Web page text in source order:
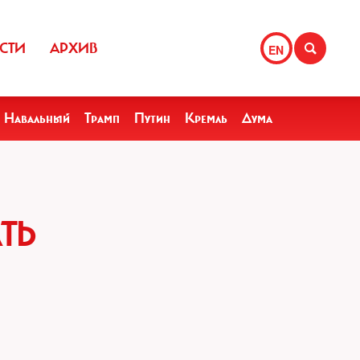
EN
АРХИВ
Навальный Трамп Путин Кремль Дума